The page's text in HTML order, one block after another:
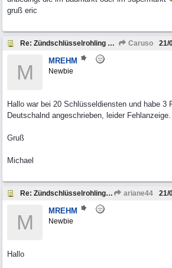
gruß eric
Re: Zündschlüsselrohling Range Rover Classic BJ 1972 Caruso 21/
M MREHM
Newbie
Hallo war bei 20 Schlüsseldiensten und habe 3
Deutschalnd angeschrieben, leider Fehlanzeige.
Gruß
Michael
Re: Zündschlüsselrohling Range Rover Classic BJ 1972 ariane44 21/
M MREHM
Newbie
Hallo